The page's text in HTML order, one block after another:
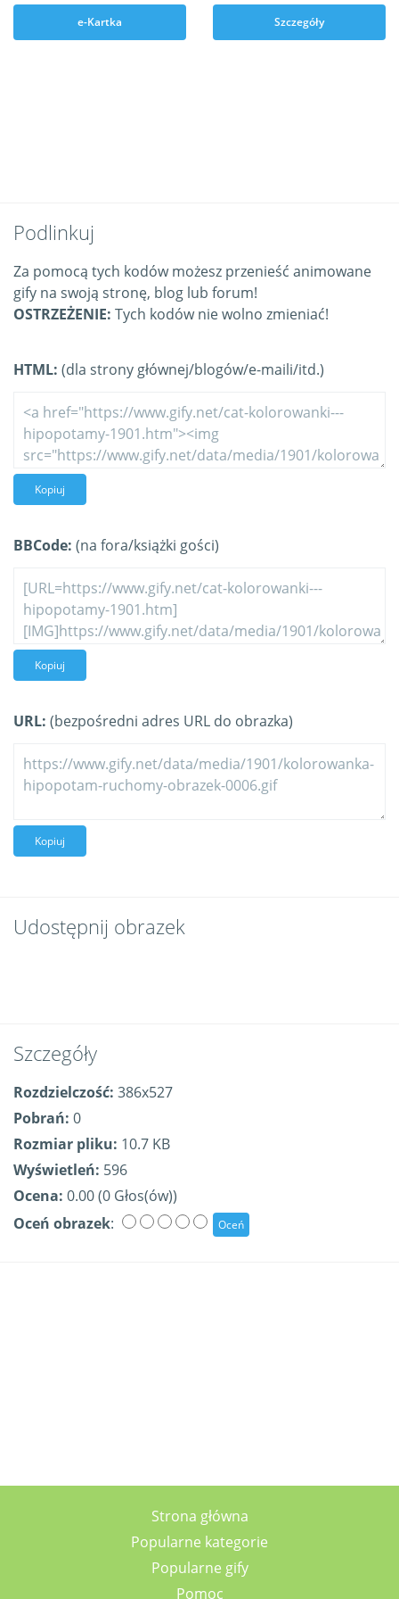
e-Kartka Szczegóły
Podlinkuj
Za pomocą tych kodów możesz przenieść animowane
gify na swoją stronę, blog lub forum!
OSTRZEŻENIE: Tych kodów nie wolno zmieniać!
HTML: (dla strony głównej/blogów/e-maili/itd.)
Kopiuj
BBCode: (na fora/książki gości)
Kopiuj
URL: (bezpośredni adres URL do obrazka)
Kopiuj
Udostępnij obrazek
Szczegóły
Rozdzielczość: 386x527
Pobrań: 0
Rozmiar pliku: 10.7 KB
Wyświetleń: 596
Ocena: 0.00 (0 Głos(ów))
Oceń obrazek:
Strona główna
Popularne kategorie
Popularne gify
Pomoc